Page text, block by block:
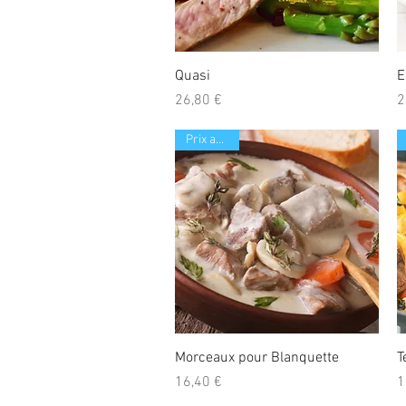
Quasi
Prix
26,80 €
Aperçu rapide
Prix au Kilo
Morceaux pour Blanquette
Prix
16,40 €